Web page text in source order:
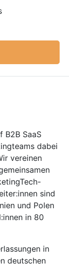
B2B SaaS
dabei
vereinen
sind
und Polen
in 80
in
deutschen